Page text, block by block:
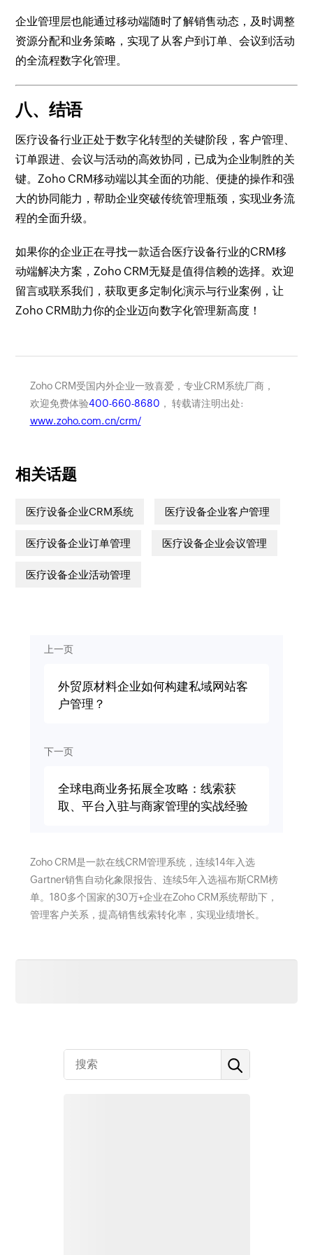
企业管理层也能通过移动端随时了解销售动态，及时调整
资源分配和业务策略，实现了从客户到订单、会议到活动
的全流程数字化管理。
八、结语
医疗设备行业正处于数字化转型的关键阶段，客户管理、
订单跟进、会议与活动的高效协同，已成为企业制胜的关
键。Zoho CRM移动端以其全面的功能、便捷的操作和强
大的协同能力，帮助企业突破传统管理瓶颈，实现业务流
程的全面升级。
如果你的企业正在寻找一款适合医疗设备行业的CRM移
动端解决方案，Zoho CRM无疑是值得信赖的选择。欢迎
留言或联系我们，获取更多定制化演示与行业案例，让
Zoho CRM助力你的企业迈向数字化管理新高度！
Zoho CRM受国内外企业一致喜爱，专业CRM系统厂商，
欢迎免费体验400-660-8680 ， 转载请注明出处:
www.zoho.com.cn/crm/
相关话题
医疗设备企业CRM系统 医疗设备企业客户管理
医疗设备企业订单管理 医疗设备企业会议管理
医疗设备企业活动管理
上一页
外贸原材料企业如何构建私域网站客
户管理？
下一页
全球电商业务拓展全攻略：线索获
取、平台入驻与商家管理的实战经验
Zoho CRM是一款在线CRM管理系统，连续14年入选
Gartner销售自动化象限报告、连续5年入选福布斯CRM榜
单。180多个国家的30万+企业在Zoho CRM系统帮助下，
管理客户关系，提高销售线索转化率，实现业绩增长。